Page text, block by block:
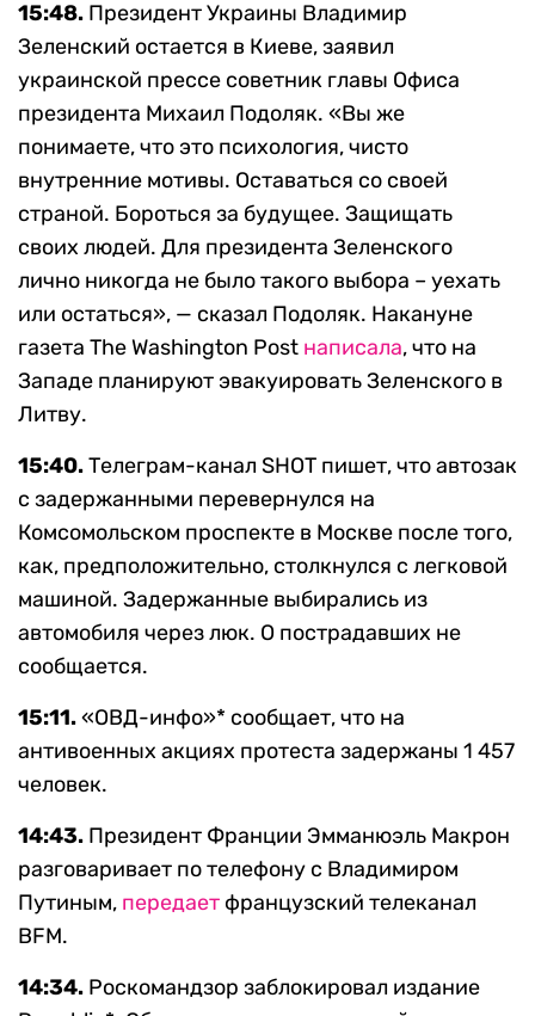
15:48. Президент Украины Владимир
Зеленский остается в Киеве, заявил
украинской прессе советник главы Офиса
президента Михаил Подоляк. «Вы же
понимаете, что это психология, чисто
внутренние мотивы. Оставаться со своей
страной. Бороться за будущее. Защищать
своих людей. Для президента Зеленского
лично никогда не было такого выбора – уехать
или остаться», — сказал Подоляк. Накануне
газета The Washington Post написала, что на
Западе планируют эвакуировать Зеленского в
Литву.
15:40.Телеграм-канал SHOT пишет, что автозак
с задержанными перевернулся на
Комсомольском проспекте в Москве после того,
как, предположительно, столкнулся с легковой
машиной. Задержанные выбирались из
автомобиля через люк. О пострадавших не
сообщается.
15:11.«ОВД-инфо»* сообщает, что на
антивоенных акциях протеста задержаны 1 457
человек.
14:43. Президент Франции Эмманюэль Макрон
разговаривает по телефону с Владимиром
Путиным, передает французский телеканал
BFM.
14:34. Роскомандзор заблокировал издание